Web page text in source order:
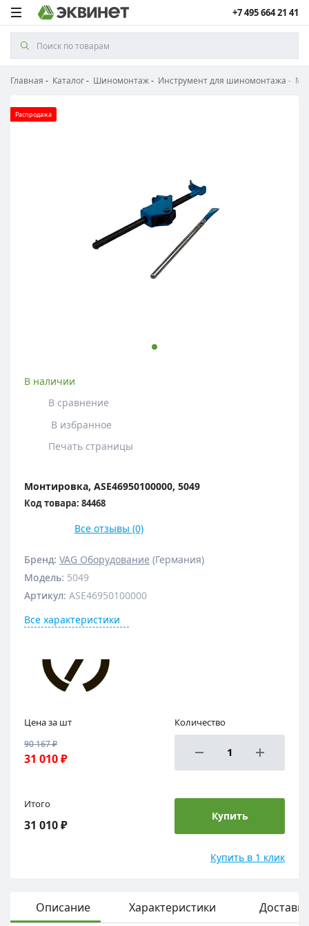
+7 495 664 21 41
Главная Каталог Шиномонтаж Инструмент для шиномонтажа
Распродажа
В наличии
В сравнение
В избранное
Печать страницы
Монтировка, ASE46950100000, 5049
Код товара: 84468
Все отзывы (0)
Бренд: VAG Оборудование (Германия)
Модель: 5049
Артикул: ASE46950100000
Все характеристики
Цена за шт
90 167 ₽
31 010 ₽
Количество
Итого
31 010 ₽
Купить
Купить в 1 клик
Описание Характеристики Доставка